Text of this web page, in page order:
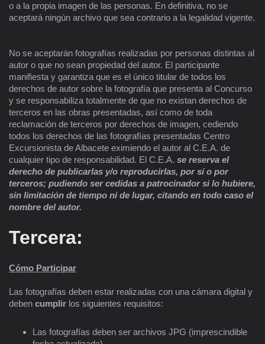
o a la propia imagen de las personas. En definitiva, no se
aceptará ningún archivo que sea contrario a la legalidad vigente.
No se aceptarán fotografías realizadas por personas distintas al
autor o que no sean propiedad del autor. El participante
manifiesta y garantiza que es el único titular de todos los
derechos de autor sobre la fotografía que presenta al Concurso
y se responsabiliza totalmente de que no existan derechos de
terceros en las obras presentadas, así como de toda
reclamación de terceros por derechos de imagen, cediendo
todos los derechos de las fotografías presentadas Centro
Excursionista de Albacete eximiendo el autor al C.E.A. de
cualquier tipo de responsabilidad. El C.E.A. se reserva el
derecho de publicarlas y/o reproducirlas, por sí o por
terceros; pudiendo ser cedidas a patrocinador si lo hubiere,
sin limitación de tiempo ni de lugar, citando en todo caso el
nombre del autor.
Tercera:
Cómo Participar
Las fotografías deben estar realizadas con una cámara digital y
deben cumplir los siguientes requisitos:
Las fotografías deben ser archivos JPG (imprescindible